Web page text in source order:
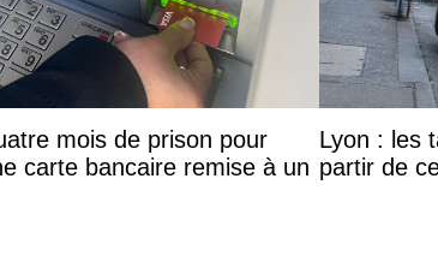
mois de prison pour
carte bancaire remise à un
Lyon : les
partir de